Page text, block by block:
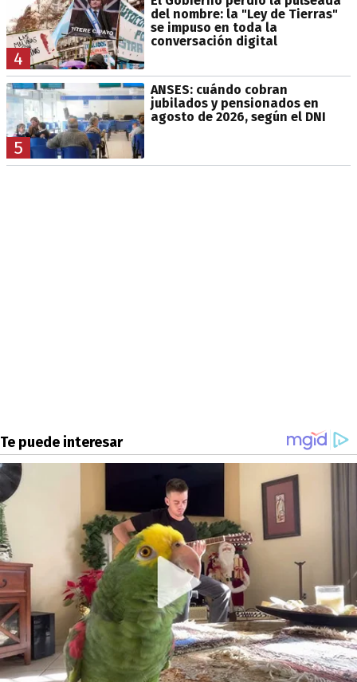
4
del nombre: la "Ley de Tierras"
se impuso en toda la
conversación digital
5
ANSES: cuándo cobran
jubilados y pensionados en
agosto de 2026, según el DNI